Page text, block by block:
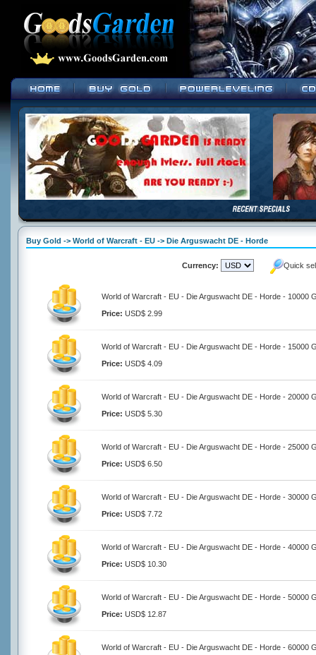
Buy Gold -> World of Warcraft - EU -> Die Arguswacht DE - Horde
Currency: Quick
World of Warcraft - EU - Die Arguswacht DE - Horde - 10000
Price: USD$ 2.99
World of Warcraft - EU - Die Arguswacht DE - Horde - 15000
Price: USD$ 4.09
World of Warcraft - EU - Die Arguswacht DE - Horde - 20000
Price: USD$ 5.30
World of Warcraft - EU - Die Arguswacht DE - Horde - 25000
Price: USD$ 6.50
World of Warcraft - EU - Die Arguswacht DE - Horde - 30000
Price: USD$ 7.72
World of Warcraft - EU - Die Arguswacht DE - Horde - 40000
Price: USD$ 10.30
World of Warcraft - EU - Die Arguswacht DE - Horde - 50000
Price: USD$ 12.87
World of Warcraft - EU - Die Arguswacht DE - Horde - 60000